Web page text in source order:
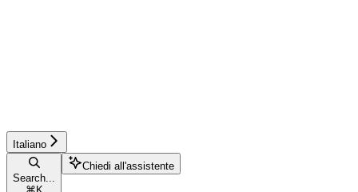
Italiano
Search...
Chiedi all'assistente